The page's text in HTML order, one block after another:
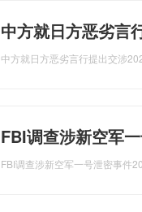
中方就日方恶劣言
中方就日方恶劣言行提出交涉
FBI调查涉新空军
FBI调查涉新空军一号泄密事件